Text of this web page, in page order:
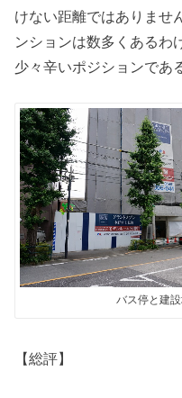
けない距離ではありませ
ンションは数多くあるわ
少々辛いポジションであ
バス停と建
【総評】